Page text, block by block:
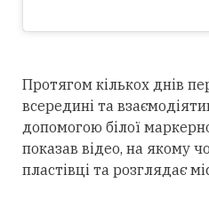
Протягом кількох днів
всередині та
допомогою білої
показав відео, на якому
пластівці та розглядає